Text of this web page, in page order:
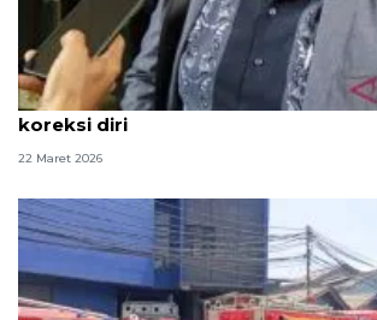
Alihkan penahanan Yaqut, MAKI
koreksi diri
22 Maret 2026